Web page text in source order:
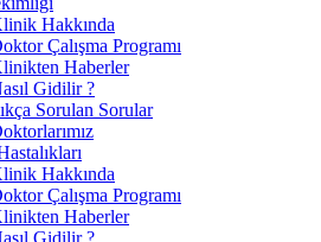
Hakkında
Çalışma Programı
Haberler
Gidilir ?
Sorulan Sorular
Hakkında
Çalışma Programı
Haberler
Gidilir ?